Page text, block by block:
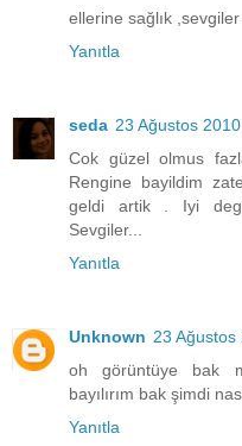
ellerine sağlık ,sevgiler
Yanıtla
seda 23 Ağustos
Cok güzel olmus
Rengine bayildim
geldi artik . Iyi
Sevgiler...
Yanıtla
Unknown 23
oh görüntüye bak
bayılırım bak şimdi
Yanıtla